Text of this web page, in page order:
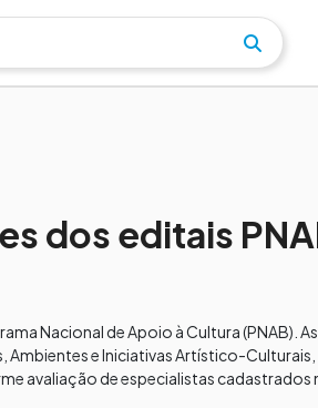
dos editais
Nacional de Apoio à Cultura (PNAB).
e Iniciativas Artístico-
avaliação de especialistas cadastrados